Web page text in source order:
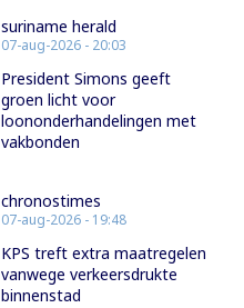
suriname herald
07-aug-2026 - 20:03
President Simons geeft
groen licht voor
loononderhandelingen met
vakbonden
chronostimes
07-aug-2026 - 19:48
KPS treft extra maatregelen
vanwege verkeersdrukte
binnenstad